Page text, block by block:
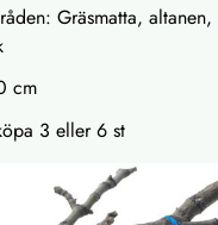
Gräsmatta,
cm
3 eller 6 st